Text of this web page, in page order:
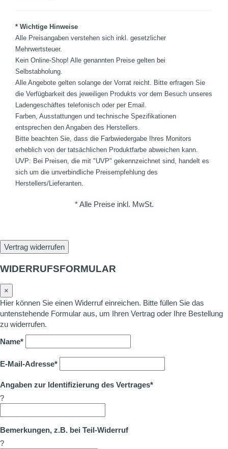
* Wichtige Hinweise
Alle Preisangaben verstehen sich inkl. gesetzlicher
Mehrwertsteuer.
Kein Online-Shop! Alle genannten Preise gelten bei
Selbstabholung.
Alle Angebote gelten solange der Vorrat reicht. Bitte erfragen Sie
die Verfügbarkeit des jeweiligen Produkts vor dem Besuch unseres
Ladengeschäftes telefonisch oder per Email.
Farben, Ausstattungen und technische Spezifikationen
entsprechen den Angaben des Herstellers.
Bitte beachten Sie, dass die Farbwiedergabe Ihres Monitors
erheblich von der tatsächlichen Produktfarbe abweichen kann.
UVP: Bei Preisen, die mit "UVP" gekennzeichnet sind, handelt es
sich um die unverbindliche Preisempfehlung des
Herstellers/Lieferanten.
* Alle Preise inkl. MwSt.
Vertrag widerrufen
WIDERRUFSFORMULAR
×
Hier können Sie einen Widerruf einreichen. Bitte füllen Sie das
untenstehende Formular aus, um Ihren Vertrag oder Ihre Bestellung
zu widerrufen.
Name*
E-Mail-Adresse*
Angaben zur Identifizierung des Vertrages*
?
Bemerkungen, z.B. bei Teil-Widerruf
?